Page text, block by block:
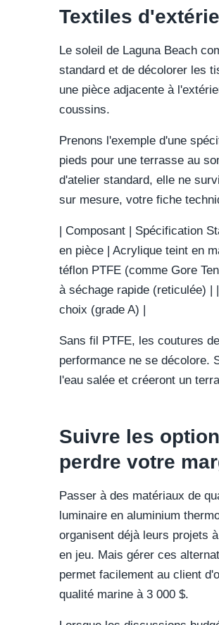
Textiles
Le soleil de Laguna Beach
standard et de décolorer les
une pièce adjacente à
coussins.
Prenons l'exemple d'une
pieds pour une terrasse au
d'atelier standard, elle ne
sur mesure, votre fiche
| Composant | Spécification
en pièce | Acrylique teint en
téflon PTFE (comme Gore
à séchage rapide (reticulée) | |
choix (grade A) |
Sans fil PTFE, les coutures
performance ne se décolore.
l'eau salée et créeront un
Suivre les
perdre votre
Passer à des matériaux de
luminaire en aluminium
organisent déjà leurs projets
en jeu. Mais gérer ces
permet facilement au client
qualité marine à 3 000 $.